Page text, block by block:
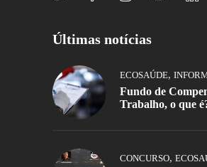
Últimas notícias
ECOSAÚDE,
Fundo de
Trabalho, o que
CONCURSO,